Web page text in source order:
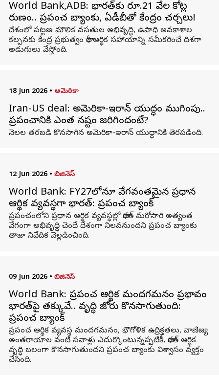
World Bank,ADB: భారత్‌కు రూ.21 వేల కోట్ల
రుణం.. ప్రపంచ బ్యాంకు, ఏడీబీతో కేంద్రం చర్చలు!
దేశంలో పట్టణ మౌలిక వసతుల అభివృద్ధి, ఉపాధి అవకాశాల
కల్పనకు కేంద్ర ప్రభుత్వం భారీ ఆర్థిక సహాయాన్ని సమీకరించే దిశగా
అడుగులు వేస్తోంది.
18 Jun 2026 • అమెరికా
Iran-US deal: అమెరికా-ఇరాన్ యుద్ధం ముగింపు..
ప్రపంచానికి ఎంత నష్టం జరిగిందంటే?
నెలల తరబడి కొనసాగిన అమెరికా-ఇరాన్ యుద్ధానికి తెరపడింది.
12 Jun 2026 • బిజినెస్
World Bank: FY27లోనూ వేగవంతమైన ప్రధాన
ఆర్థిక వ్యవస్థగా భారత్‌: ప్రపంచ బ్యాంక్
ప్రపంచంలోని ప్రధాన ఆర్థిక వ్యవస్థల్లో భారత్‌ మరోసారి అత్యంత
వేగంగా అభివృద్ధి చెందే దేశంగా నిలవనుందని ప్రపంచ బ్యాంకు
తాజా నివేదిక వెల్లడించింది.
09 Jun 2026 • బిజినెస్
World Bank: ప్రపంచ ఆర్థిక మందగమనం ప్రభావం
భారత్‌పై తక్కువే.. వృద్ధి జోరు కొనసాగుతుంది:
ప్రపంచ బ్యాంక్
ప్రపంచ ఆర్థిక వ్యవస్థ మందగమనం, భౌగోళిక ఉద్రిక్తతలు, వాణిజ్య
అంతరాయాల వంటి సవాళ్లు ఎదుర్కొంటున్నప్పటికీ, భారత్‌ ఆర్థిక
వృద్ధి బలంగా కొనసాగుతుందని ప్రపంచ బ్యాంకు విశ్వాసం వ్యక్తం
చేసింది.